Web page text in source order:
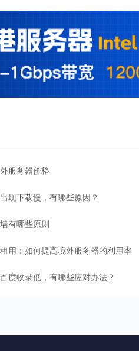
服务器价格
现下载慢，有哪些原因？
有哪些原则
用：如何提高境外服务器的利用率
度收录低，有哪些应对办法？